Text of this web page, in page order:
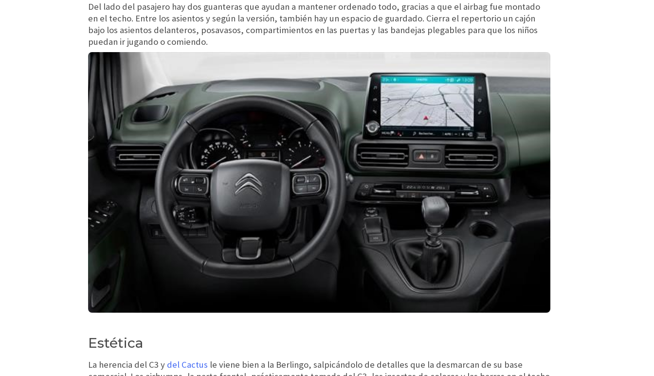
Del lado del pasajero hay dos guanteras que ayudan a mantener ordenado todo, gracias a que el airbag fue montado
en el techo. Entre los asientos y según la versión, también hay un espacio de guardado. Cierra el repertorio un cajón
bajo los asientos delanteros, posavasos, compartimientos en las puertas y las bandejas plegables para que los niños
puedan ir jugando o comiendo.
Estética
La herencia del C3 y del Cactus le viene bien a la Berlingo, salpicándolo de detalles que la desmarcan de su base